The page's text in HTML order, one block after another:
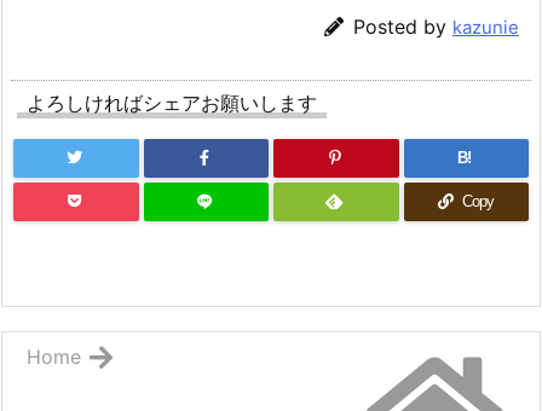
Posted by kazunie
よろしければシェアお願いします
B!
Copy
Home